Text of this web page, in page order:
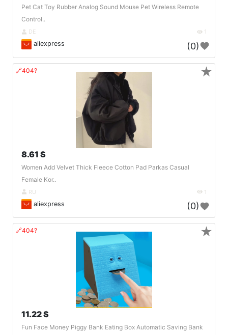
Pet Cat Toy Rubber Analog Sound Mouse Pet Wireless Remote
Control..
DE 1
aliexpress (0)
🔗404?
8.61 $
Women Add Velvet Thick Fleece Cotton Pad Parkas Casual
Female Kor..
RU 1
aliexpress (0)
★
🔗404?
11.22 $
Fun Face Money Piggy Bank Eating Box Automatic Saving Bank
★